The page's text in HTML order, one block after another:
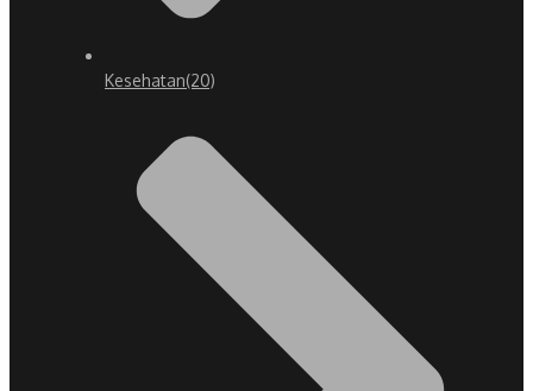
Kesehatan(20)